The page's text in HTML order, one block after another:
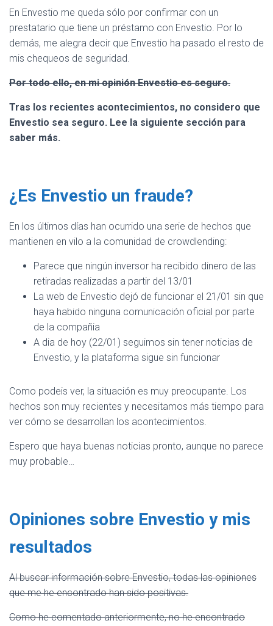
En Envestio me queda sólo por confirmar con un
prestatario que tiene un préstamo con Envestio. Por lo
demás, me alegra decir que Envestio ha pasado el resto de
mis chequeos de seguridad.
Por todo ello, en mi opinión Envestio es seguro.
Tras los recientes acontecimientos, no considero que
Envestio sea seguro. Lee la siguiente sección para
saber más.
¿Es Envestio un fraude?
En los últimos días han ocurrido una serie de hechos que
mantienen en vilo a la comunidad de crowdlending:
Parece que ningún inversor ha recibido dinero de las
retiradas realizadas a partir del 13/01
La web de Envestio dejó de funcionar el 21/01 sin que
haya habido ninguna comunicación oficial por parte
de la compañia
A dia de hoy (22/01) seguimos sin tener noticias de
Envestio, y la plataforma sigue sin funcionar
Como podeis ver, la situación es muy preocupante. Los
hechos son muy recientes y necesitamos más tiempo para
ver cómo se desarrollan los acontecimientos.
Espero que haya buenas noticias pronto, aunque no parece
muy probable…
Opiniones sobre Envestio y mis
resultados
Al buscar información sobre Envestio, todas las opiniones
que me he encontrado han sido positivas.
Como he comentado anteriormente, no he encontrado